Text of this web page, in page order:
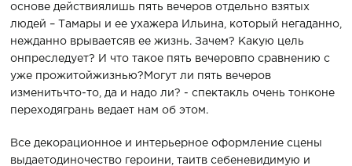
основе действиялишь пять вечеров отдельно взятых
людей – Тамары и ее ухажера Ильина, который негаданно,
нежданно врываетсяв ее жизнь. Зачем? Какую цель
онпреследует? И что такое пять вечеровпо сравнению с
уже прожитойжизнью?Могут ли пять вечеров
изменитьчто-то, да и надо ли? - спектакль очень тонконе
переходягрань ведает нам об этом.
Все декорационное и интерьерное оформление сцены
выдаетодиночество героини, таитв себеневидимую и